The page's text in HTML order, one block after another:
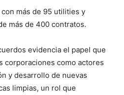
más de 95 utilities y
más de 400 contratos.
evidencia el papel que
corporaciones como actores
y desarrollo de nuevas
limpias, un rol que